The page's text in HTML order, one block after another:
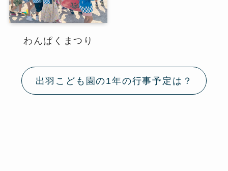
わんぱくまつり
出羽こども園の1年の行事予定は？